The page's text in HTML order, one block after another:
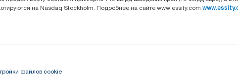
на Nasdaq Stockholm. Подробнее на сайте www.essity.com
файлов cookie